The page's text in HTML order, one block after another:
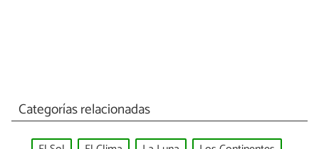
Categorías relacionadas